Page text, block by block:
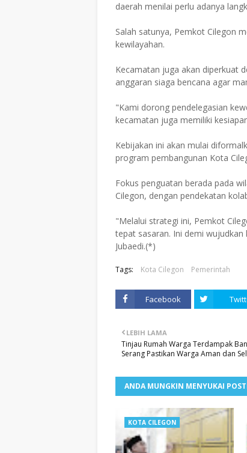
daerah menilai perlu adanya
Salah satunya, Pemkot Cilegon
kewilayahan.
Kecamatan juga akan diperkuat
anggaran siaga bencana agar
"Kami dorong pendelegasian
kecamatan juga memiliki
Kebijakan ini akan mulai
program pembangunan Kota
Fokus penguatan berada pada
Cilegon, dengan pendekatan
"Melalui strategi ini, Pemkot
tepat sasaran. Ini demi
Jubaedi.(*)
Tags: Kota Cilegon Pemerintah
Facebook
LEBIH LAMA
Tinjau Rumah Warga Terdampak
Serang Pastikan Warga Aman dan
ANDA MUNGKIN MENYUKAI
KOTA CILEGON